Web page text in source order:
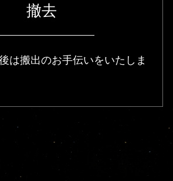
撤去
は搬出のお手伝いをいたしま